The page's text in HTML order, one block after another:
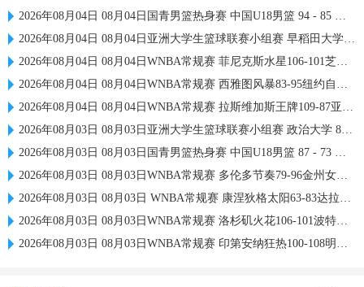
2026年08月04日 08月04日国青男篮热身赛 中国U18男篮 94 - 85 加拿大大卫·安篮球学院 集锦
2026年08月04日 08月04日亚洲大学生篮球联赛小组赛 早稻田大学 71 - 86 清华大学 集锦
2026年08月04日 08月04日WNBA常规赛 菲尼克斯水星106-101芝加哥天空 全场集锦
2026年08月04日 08月04日WNBA常规赛 西雅图风暴83-95纽约自由人 全场集锦
2026年08月04日 08月04日WNBA常规赛 拉斯维加斯王牌109-87亚特兰大梦想 全场集锦
2026年08月03日 08月03日亚洲大学生篮球联赛小组赛 政治大学 83 - 71 上海交通大学 集锦
2026年08月03日 08月03日国青男篮热身赛 中国U18男篮 87 - 73 韩国东国大学 集锦
2026年08月03日 08月03日WNBA常规赛 多伦多节奏79-96金州女武神 全场集锦
2026年08月03日 08月03日 WNBA常规赛 康涅狄格太阳63-83达拉斯飞翼 全场集锦
2026年08月03日 08月03日WNBA常规赛 洛杉矶火花106-101波特兰火焰 全场集锦
2026年08月03日 08月03日WNBA常规赛 印第安纳狂热100-108明尼苏达山猫 全场集锦